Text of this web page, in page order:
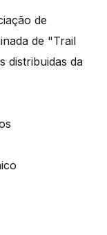
de
de "Trail
distribuidas da